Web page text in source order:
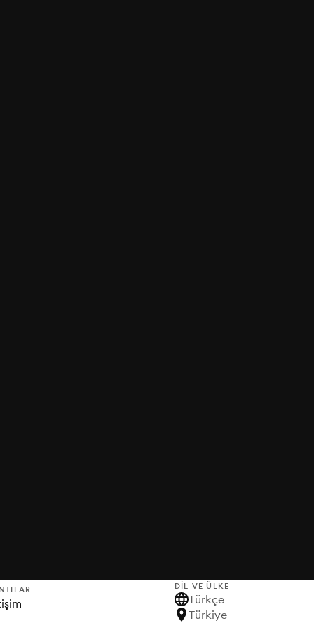
DIL VE ÜLKE
Türkçe
Türkiye